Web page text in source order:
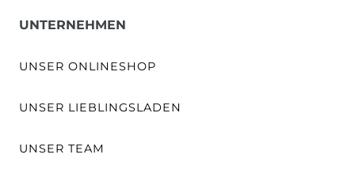
UNTERNEHMEN
UNSER ONLINESHOP
UNSER LIEBLINGSLADEN
UNSER TEAM